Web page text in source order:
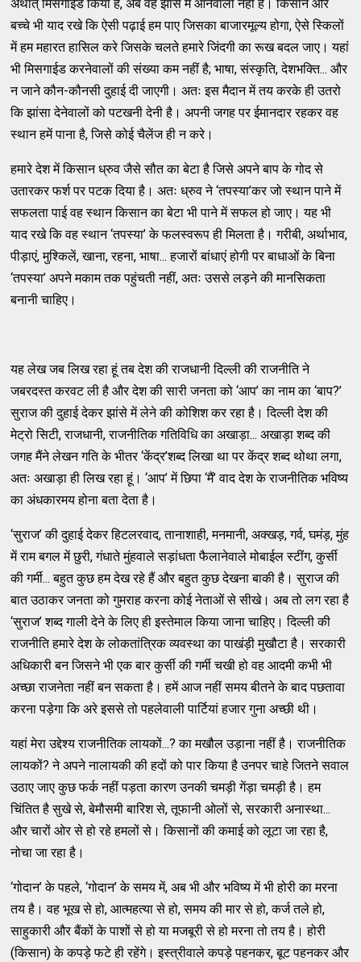
अर्थात् मिसगाईड किया है, अब वह झांसे में आनेवाला नहीं है। किसान और
बच्चे भी याद रखे कि ऐसी पढ़ाई हम पाए जिसका बाजारमूल्य होगा, ऐसे स्किलों
में हम महारत हासिल करे जिसके चलते हमारे जिंदगी का रूख बदल जाए। यहां
भी मिसगाईड करनेवालों की संख्या कम नहीं है; भाषा, संस्कृति, देशभक्ति... और
न जाने कौन-कौनसी दुहाई दी जाएगी। अतः इस मैदान में तय करके ही उतरो
कि झांसा देनेवालों को पटखनी देनी है। अपनी जगह पर ईमानदार रहकर वह
स्थान हमें पाना है, जिसे कोई चैलेंज ही न करे।
हमारे देश में किसान ध्रुव जैसे सौत का बेटा है जिसे अपने बाप के गोद से
उतारकर फर्श पर पटक दिया है। अतः ध्रुव ने ‘तपस्या’कर जो स्थान पाने में
सफलता पाई वह स्थान किसान का बेटा भी पाने में सफल हो जाए। यह भी
याद रखे कि वह स्थान ‘तपस्या’ के फलस्वरूप ही मिलता है। गरीबी, अर्थाभाव,
पीड़ाएं, मुश्किलें, खाना, रहना, भाषा... हजारों बांधाएं होगी पर बाधाओं के बिना
‘तपस्या’ अपने मकाम तक पहुंचती नहीं, अतः उससे लड़ने की मानसिकता
बनानी चाहिए।
यह लेख जब लिख रहा हूं तब देश की राजधानी दिल्ली की राजनीति ने
जबरदस्त करवट ली है और देश की सारी जनता को ‘आप’ का नाम का ‘बाप?’
सुराज की दुहाई देकर झांसे में लेने की कोशिश कर रहा है। दिल्ली देश की
मेट्रो सिटी, राजधानी, राजनीतिक गतिविधि का अखाड़ा... अखाड़ा शब्द की
जगह मैंने लेखन गति के भीतर ‘केंद्र’शब्द लिखा था पर केंद्र शब्द थोथा लगा,
अतः अखाड़ा ही लिख रहा हूं। ‘आप’ में छिपा ‘मैं’ वाद देश के राजनीतिक भविष्य
का अंधकारमय होना बता देता है।
‘सुराज’ की दुहाई देकर हिटलरवाद, तानाशाही, मनमानी, अक्खड़, गर्व, घमंड़, मुंह
में राम बगल में छुरी, गंधाते मुंहवाले सड़ांधता फैलानेवाले मोबाईल स्टींग, कुर्सी
की गर्मी... बहुत कुछ हम देख रहे हैं और बहुत कुछ देखना बाकी है। सुराज की
बात उठाकर जनता को गुमराह करना कोई नेताओं से सीखे। अब तो लग रहा है
‘सुराज’ शब्द गाली देने के लिए ही इस्तेमाल किया जाना चाहिए। दिल्ली की
राजनीति हमारे देश के लोकतांत्रिक व्यवस्था का पाखंड़ी मुखौटा है। सरकारी
अधिकारी बन जिसने भी एक बार कुर्सी की गर्मी चखी हो वह आदमी कभी भी
अच्छा राजनेता नहीं बन सकता है। हमें आज नहीं समय बीतने के बाद पछतावा
करना पड़ेगा कि अरे इससे तो पहलेवाली पार्टियां हजार गुना अच्छी थी।
यहां मेरा उद्देश्य राजनीतिक लायकों...? का मखौल उड़ाना नहीं है। राजनीतिक
लायकों? ने अपने नालायकी की हदों को पार किया है उनपर चाहे जितने सवाल
उठाए जाए कुछ फर्क नहीं पड़ता कारण उनकी चमड़ी गेंड़ा चमड़ी है। हम
चिंतित है सुखे से, बेमौसमी बारिश से, तूफानी ओलों से, सरकारी अनास्था...
और चारों ओर से हो रहे हमलों से। किसानों की कमाई को लूटा जा रहा है,
नोचा जा रहा है।
‘गोदान’ के पहले, ‘गोदान’ के समय में, अब भी और भविष्य में भी होरी का मरना
तय है। वह भूख से हो, आत्महत्या से हो, समय की मार से हो, कर्ज तले हो,
साहुकारी और बैंकों के पाशों से हो या मजबूरी से हो मरना तो तय है। होरी
(किसान) के कपड़े फटे ही रहेंगे। इस्त्रीवाले कपड़े पहनकर, बूट पहनकर और